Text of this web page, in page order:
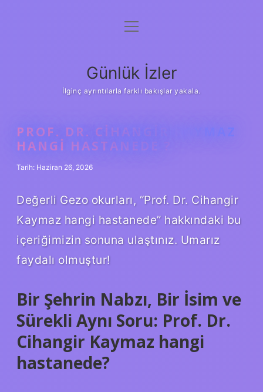
Anasayfa
Yasal Uyarı
menüyü
Günlük İzler
İlginç ayrıntılarla farklı bakışlar yakala.
PROF. DR. CIHANGIR KAYMAZ
HANGI HASTANEDE ?
Tarih: Haziran 26, 2026
Değerli Gezo okurları, “Prof. Dr. Cihangir
Kaymaz hangi hastanede” hakkındaki bu
içeriğimizin sonuna ulaştınız. Umarız
faydalı olmuştur!
Bir Şehrin Nabzı, Bir İsim ve
Sürekli Aynı Soru: Prof. Dr.
Cihangir Kaymaz hangi
hastanede?